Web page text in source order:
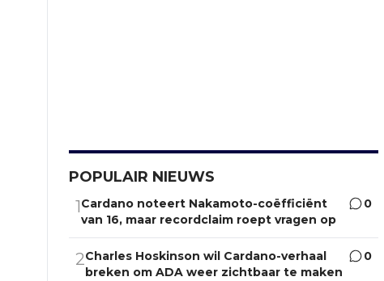
POPULAIR NIEUWS
1Cardano noteert Nakamoto-coëfficiënt
van 16, maar recordclaim roept vragen op
0
2Charles Hoskinson wil Cardano-verhaal
breken om ADA weer zichtbaar te maken
0